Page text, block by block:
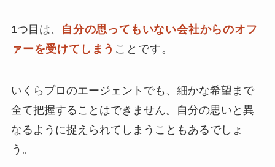
1つ目は、
自分の思ってもいない会社からのオフ
ァーを受けてしま う ことです。
いくらプロのエージェントでも、細かな希望まで
全て把握することはできません。自分の思いと異
なるように捉えられてしまうこともあるでしょ
う。